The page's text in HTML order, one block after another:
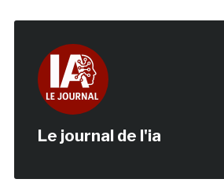
Le journal de l'ia